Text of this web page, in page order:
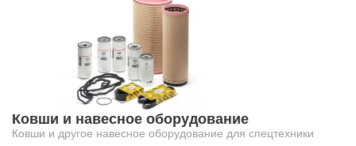
Ковши и навесное оборудование
Ковши и другое навесное оборудование для спецтехники